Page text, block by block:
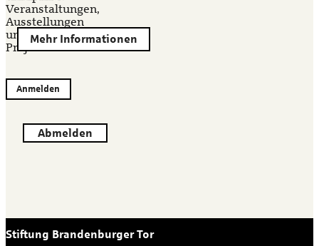
Veranstaltungen,
Ausstellungen
und
Projekten.
Anmelden
Abmelden
Mehr Informationen
Stiftung Brandenburger Tor